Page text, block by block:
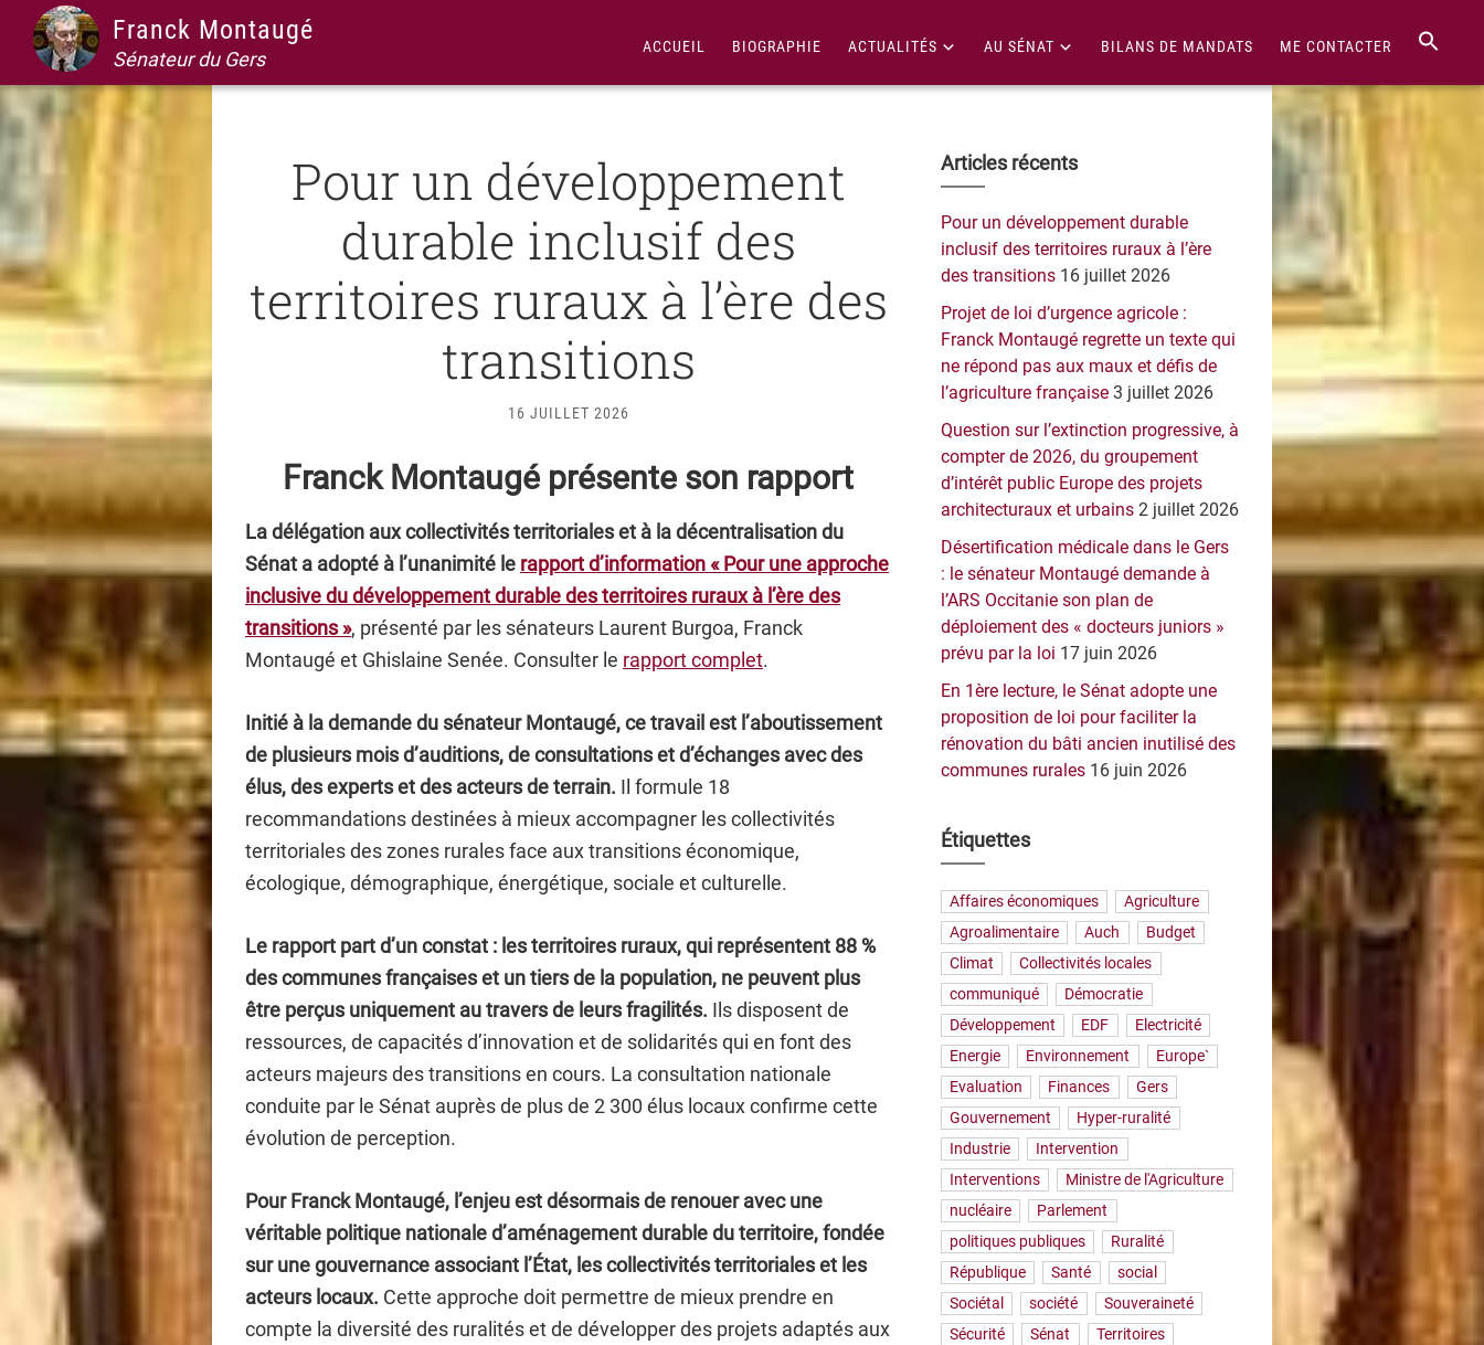
Passer
la
navigation
principale
Passer
contenu
principal
Passer
la
barre
latérale
principale
Passer
pied
de
page
Franck Montaugé
Sénateur du Gers
ACCUEIL BIOGRAPHIE ACTUALITÉS AU SÉNAT BILANS DE MANDATS ME CONTACTER
Pour un développement
durable inclusif des
territoires ruraux à l’ère des
transitions
16 JUILLET 2026
Franck Montaugé présente son rapport
La délégation aux collectivités territoriales et à la décentralisation du
Sénat a adopté à l’unanimité le rapport d’information « Pour une approche
inclusive du développement durable des territoires ruraux à l’ère des
transitions », présenté par les sénateurs Laurent Burgoa, Franck
Montaugé et Ghislaine Senée. Consulter le rapport complet.
Initié à la demande du sénateur Montaugé, ce travail est l’aboutissement
de plusieurs mois d’auditions, de consultations et d’échanges avec des
élus,des experts et des acteurs de terrain. Il formule 18
recommandations destinées à mieux accompagner les collectivités
territoriales des zones rurales face aux transitions économique,
écologique, démographique, énergétique, sociale et culturelle.
Le rapport part d’un constat : les territoires ruraux, qui représentent 88 %
des communes françaises et un tiers de la population, ne peuvent plus
être perçus uniquement au travers de leurs fragilités. Ils disposent de
ressources, de capacités d’innovation et de solidarités qui en font des
acteurs majeurs des transitions en cours. La consultation nationale
conduite par le Sénat auprès de plus de 2 300 élus locaux confirme cette
évolution de perception.
Pour Franck Montaugé, l’enjeu est désormais de renouer avec une
véritable politique nationale d’aménagement durable du territoire, fondée
sur une gouvernance associant l’État, les collectivités territoriales et les
acteurs locaux. Cette approche doit permettre de mieux prendre en
compte la diversité des ruralités et de développer des projets adaptés aux
Barre
latérale
principale
Articles récents
Pour un développement durable
inclusif des territoires ruraux à l’ère
des transitions 16 juillet 2026
Projet de loi d’urgence agricole :
Franck Montaugé regrette un texte qui
ne répond pas aux maux et défis de
l’agriculture française 3 juillet 2026
Question sur l’extinction progressive, à
compter de 2026, du groupement
d’intérêt public Europe des projets
architecturaux et urbains 2 juillet 2026
Désertification médicale dans le Gers
: le sénateur Montaugé demande à
l’ARS Occitanie son plan de
déploiement des « docteurs juniors »
prévu par la loi 17 juin 2026
En 1ère lecture, le Sénat adopte une
proposition de loi pour faciliter la
rénovation du bâti ancien inutilisé des
communes rurales 16 juin 2026
Étiquettes
Affaires économiques
Agriculture
Agroalimentaire
Auch
Budget
Climat
Collectivités locales
communiqué
Démocratie
Développement
EDF
Electricité
Energie
Environnement
Europe`
Evaluation
Finances
Gers
Gouvernement
Hyper-ruralité
Industrie
Intervention
Interventions
Ministre de l'Agriculture
nucléaire
Parlement
politiques publiques
Ruralité
République
Santé
social
Sociétal
société
Souveraineté
Sécurité
Sénat
Territoires